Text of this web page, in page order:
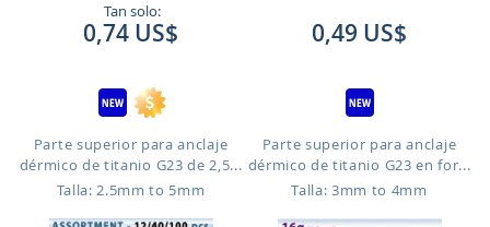
Tan solo:
0,74 US$
Parte superior para anclaje
dérmico de titanio G23 de 2,5...
Talla: 2.5mm to 5mm
0,49 US$
Parte superior para anclaje
dérmico de titanio G23 en for...
Talla: 3mm to 4mm